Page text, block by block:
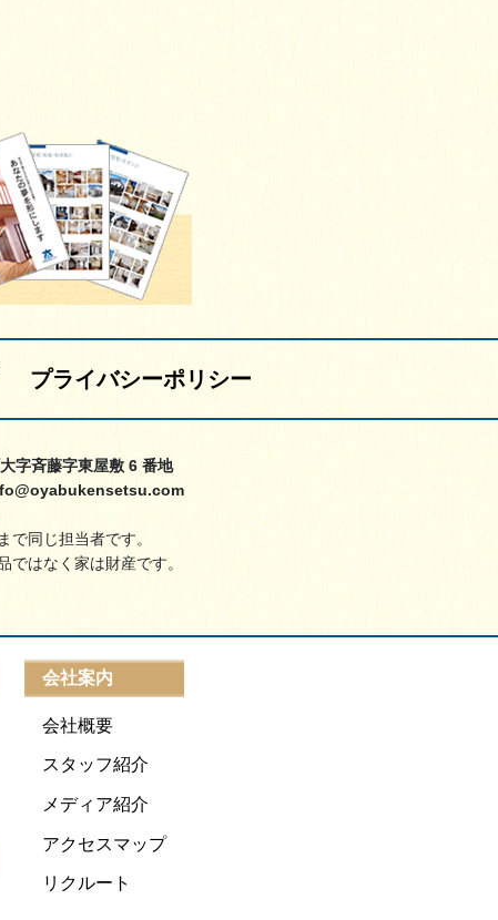
プライバシーポリシー
字斉藤字東屋敷 6 番地
同じ担当者です。
はなく家は財産です。
会社案内
会社概要
スタッフ紹介
メディア紹介
アクセスマップ
リクルート